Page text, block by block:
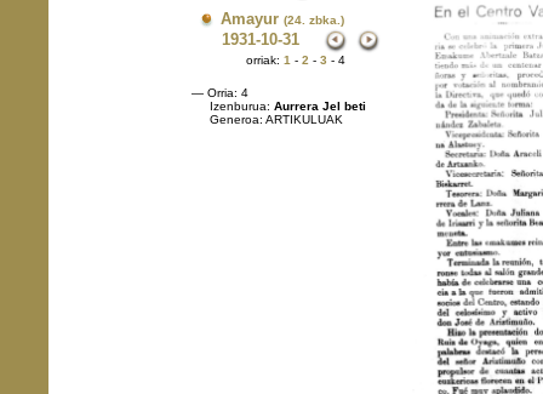
Amayur (24. zbka.)
1931-10-31
orriak: 1 - 2 - 3 - 4
— Orria: 4
Izenburua: Aurrera Jel beti
Generoa: ARTIKULUAK